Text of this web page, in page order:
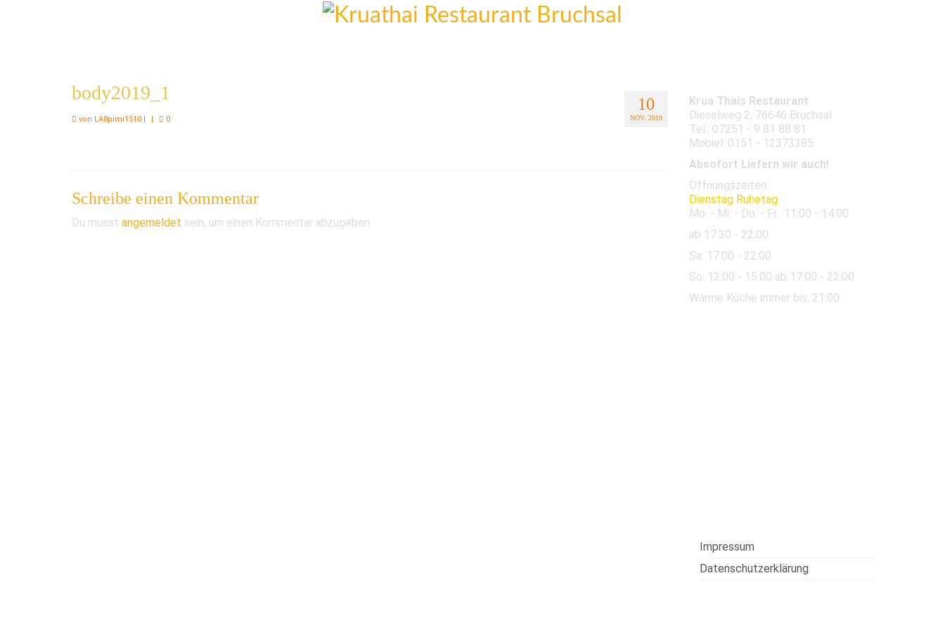
10
NOV. 2019
body2019_1
von LA8pimi1510 | | 0
Schreibe einen Kommentar
Du musst angemeldet sein, um einen Kommentar abzugeben.
Krua Thais Restaurant
Dieselweg 2, 76646 Bruchsal
Tel.: 07251 - 9 81 88 81
Mobiel: 0151 - 12373385
Absofort Liefern wir auch!
Öffnungszeiten:
Dienstag Ruhetag
Mo. - Mi. - Do. - Fr. 11:00 - 14:00
ab 17:30 - 22:00
Sa: 17:00 - 22:00
So: 12:00 - 15:00 ab 17:00 - 22:00
Warme Küche immer bis: 21:00
Impressum
Datenschutzerklärung